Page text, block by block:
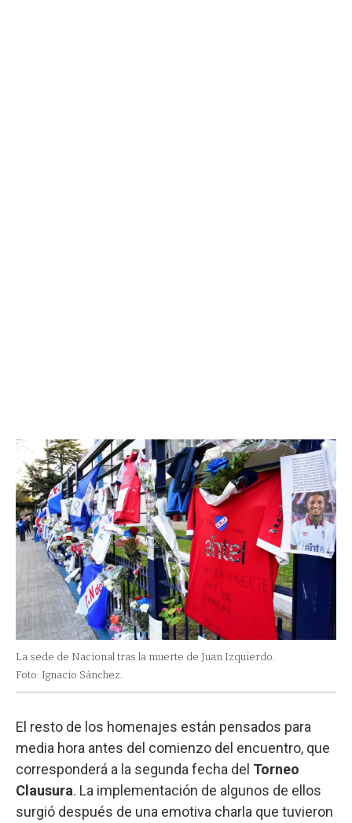
La sede de Nacional tras la muerte de Juan Izquierdo.
Foto: Ignacio Sánchez.
El resto de los homenajes están pensados para
media hora antes del comienzo del encuentro, que
corresponderá a la segunda fecha del Torneo
Clausura. La implementación de algunos de ellos
surgió después de una emotiva charla que tuvieron